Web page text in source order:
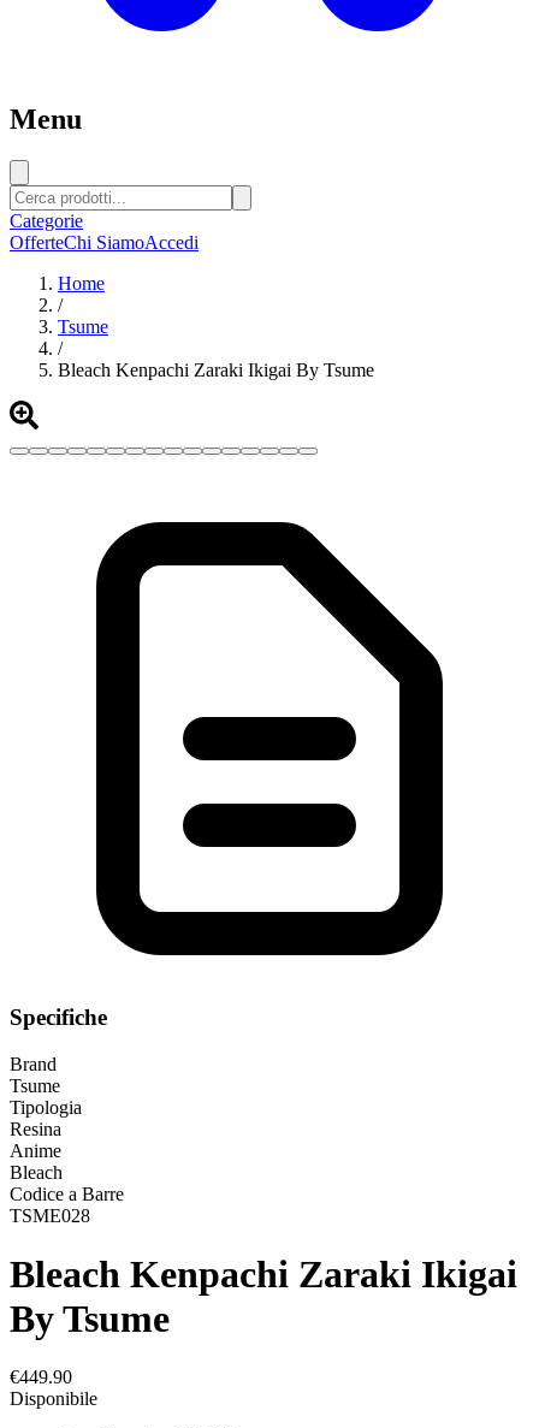
Menu
Categorie
OfferteChi SiamoAccedi
Home
/
Tsume
/
Bleach Kenpachi Zaraki Ikigai By Tsume
Specifiche
Brand
Tsume
Tipologia
Resina
Anime
Bleach
Codice a Barre
TSME028
Bleach Kenpachi Zaraki Ikigai
By Tsume
€449.90
Disponibile